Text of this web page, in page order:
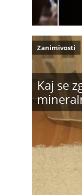
Kaj se
Zanimivosti